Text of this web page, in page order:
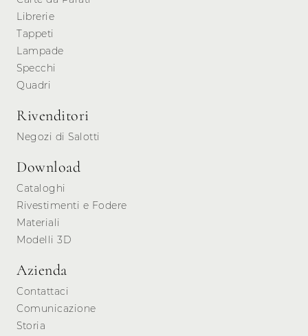
Librerie
Tappeti
Lampade
Specchi
Quadri
Rivenditori
Negozi di Salotti
Download
Cataloghi
Rivestimenti e Fodere
Materiali
Modelli 3D
Azienda
Contattaci
Comunicazione
Storia